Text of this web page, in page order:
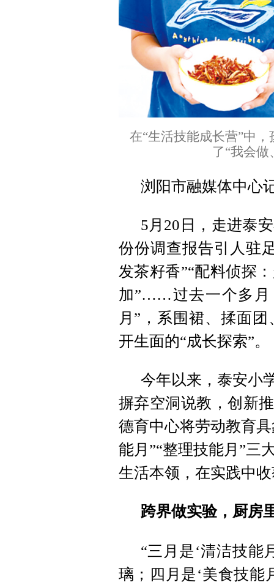
在“生活技能成长营”中
了“我会
浏阳市融媒体中心
5月20日，走进泰
份份调查报告引人驻
发茶籽香”“配料侦探
加”……过去一个多月
月”，系围裙、揉面
开生面的“成长探索”。
今年以来，泰安小
摒弃空洞说教，创新
德育中心将劳动教育
能月”“整理技能月”三
生活本领，在实践中
跨界做实验，厨房
“三月是‘清洁技能
璃；四月是‘美食技能